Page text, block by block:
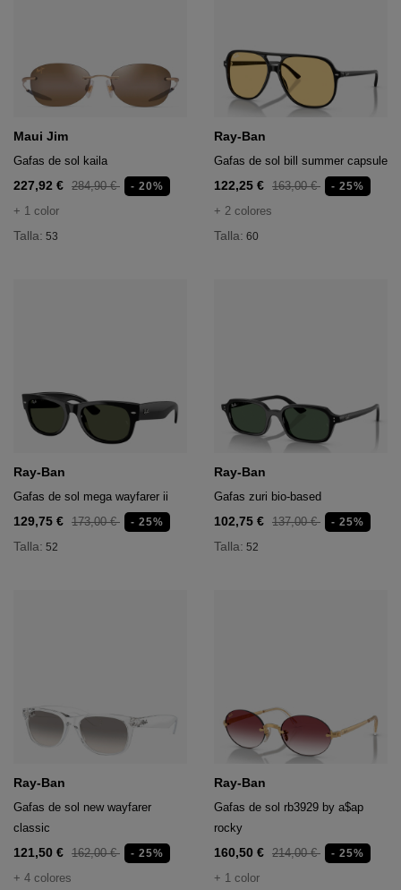
Maui Jim
Gafas de sol kaila
227,92 € 284,90 € - 20%
+ 1 color
Talla: 53
Ray-Ban
Gafas de sol bill summer capsule
122,25 € 163,00 € - 25%
+ 2 colores
Talla: 60
Ray-Ban
Gafas de sol mega wayfarer ii
129,75 € 173,00 € - 25%
Talla: 52
Ray-Ban
Gafas zuri bio-based
102,75 € 137,00 € - 25%
Talla: 52
Ray-Ban
Gafas de sol new wayfarer
classic
121,50 € 162,00 € - 25%
+ 4 colores
Ray-Ban
Gafas de sol rb3929 by a$ap
rocky
160,50 € 214,00 € - 25%
+ 1 color